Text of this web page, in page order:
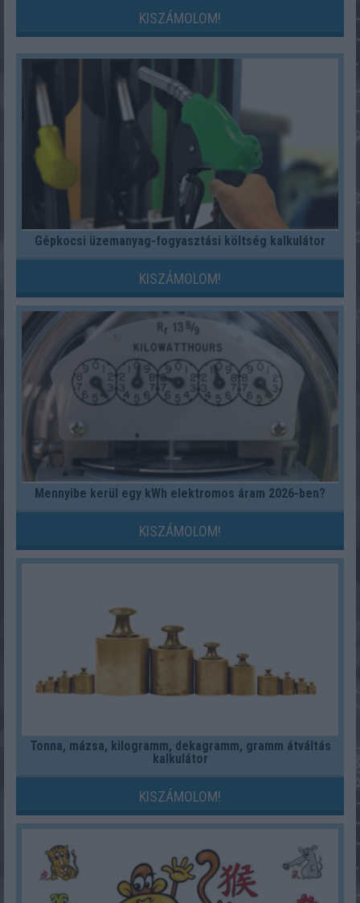
KISZÁMOLOM!
Gépkocsi üzemanyag-fogyasztási költség kalkulátor
KISZÁMOLOM!
Mennyibe kerül egy kWh elektromos áram 2026-ben?
KISZÁMOLOM!
Tonna, mázsa, kilogramm, dekagramm, gramm átváltás
kalkulátor
KISZÁMOLOM!